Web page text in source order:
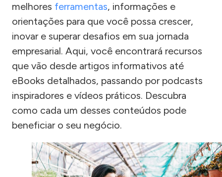
melhores ferramentas, informações e
orientações para que você possa crescer,
inovar e superar desafios em sua jornada
empresarial. Aqui, você encontrará recursos
que vão desde artigos informativos até
eBooks detalhados, passando por podcasts
inspiradores e vídeos práticos. Descubra
como cada um desses conteúdos pode
beneficiar o seu negócio.